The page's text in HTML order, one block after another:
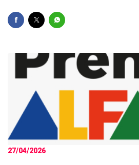
27/04/2026